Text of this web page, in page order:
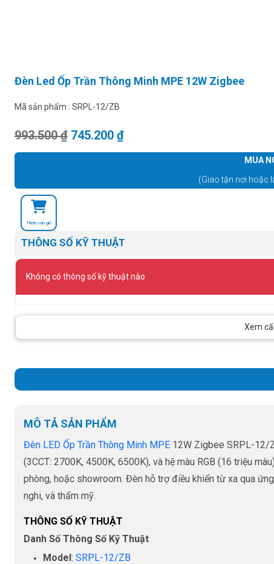
Đèn Led Ốp Trần Thông Minh MPE 12W Zigbee
Mã sản phẩm : SRPL-12/ZB
993.500₫ Giá gốc là: 993.500 ₫.
745.200 ₫Giá hiện tại là: 745.200 ₫.
MUA
(Giao tận nơi hoặc
Thêm vào giỏ
THÔNG SỐ KỸ THUẬT
Không có thông số kỹ thuật nào
Xem
MÔ TẢ SẢN PHẨM
Đèn LED Ốp Trần Thông Minh MPE 12W Zigbee SRPL-12/
(3CCT: 2700K, 4500K, 6500K), và hệ màu RGB (16 triệu
phòng, hoặc showroom. Đèn hỗ trợ điều khiển từ xa qua
nghi, và thẩm mỹ.
THÔNG SỐ KỸ THUẬT
Danh Số Thông Số Kỹ Thuật
Model: SRPL-12/ZB